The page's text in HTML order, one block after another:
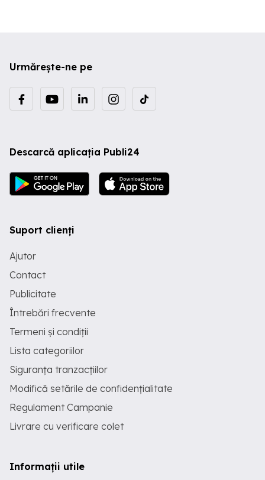
Urmărește-ne pe
Descarcă aplicația Publi24
Suport clienți
Ajutor
Contact
Publicitate
Întrebări frecvente
Termeni și condiții
Lista categoriilor
Siguranța tranzacțiilor
Modifică setările de confidențialitate
Regulament Campanie
Livrare cu verificare colet
Informații utile